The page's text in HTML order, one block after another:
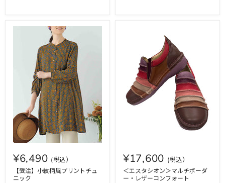
¥6,490
【受注】小紋柄風プリントチュ
ニック
¥17,600
＜エスタシオン＞マルチボーダ
ー・レザーコンフォート